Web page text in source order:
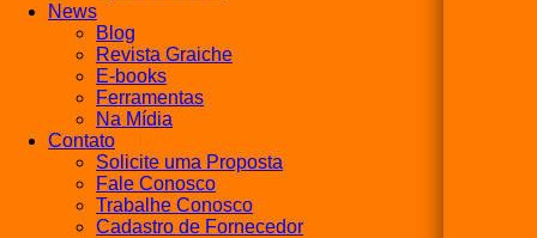
News
Blog
Revista Graiche
E-books
Ferramentas
Na Mídia
Contato
Solicite uma Proposta
Fale Conosco
Trabalhe Conosco
Cadastro de Fornecedor